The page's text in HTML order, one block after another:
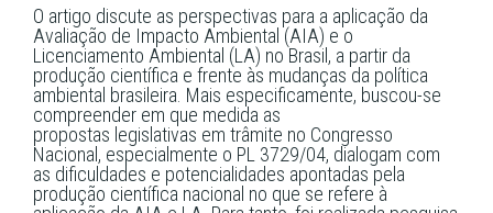
O artigo discute as perspectivas para a aplicação da
Avaliação de Impacto Ambiental (AIA) e o
Licenciamento Ambiental (LA) no Brasil, a partir da
produção científica e frente às mudanças da política
ambiental brasileira. Mais especificamente, buscou-se
compreender em que medida as
propostas legislativas em trâmite no Congresso
Nacional, especialmente o PL 3729/04, dialogam com
as dificuldades e potencialidades apontadas pela
produção científica nacional no que se refere à